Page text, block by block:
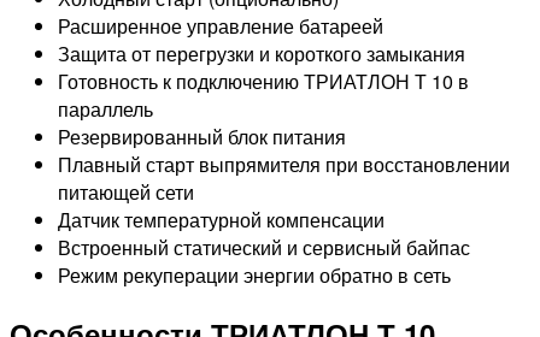
Расширенное управление батареей
Защита от перегрузки и короткого замыкания
Готовность к подключению ТРИАТЛОН Т 10 в
параллель
Резервированный блок питания
Плавный старт выпрямителя при восстановлении
питающей сети
Датчик температурной компенсации
Встроенный статический и сервисный байпас
Режим рекуперации энергии обратно в сеть